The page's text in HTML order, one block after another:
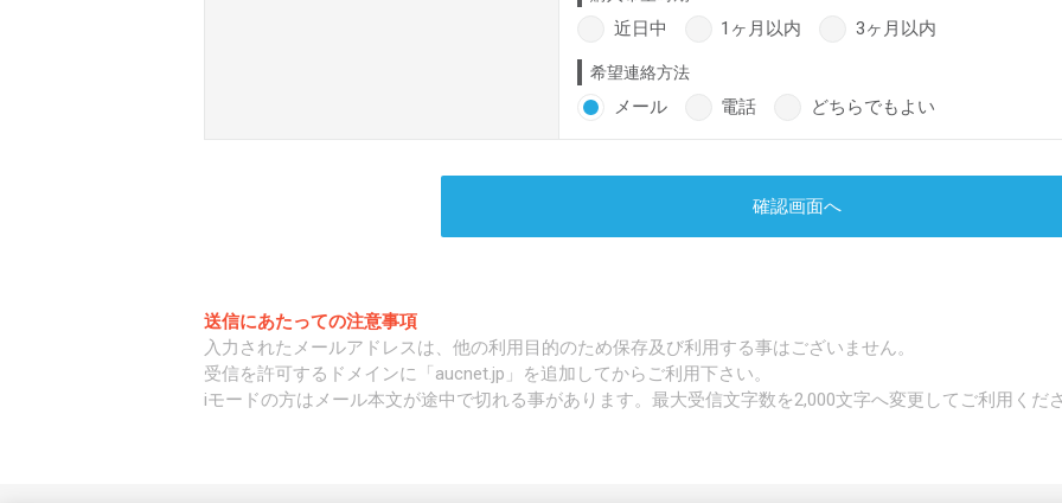
近日中 1ヶ月以内 3ヶ月以内
希望連絡方法
メール 電話 どちらでもよい
確認画面へ
送信にあたっての注意事項
入力されたメールアドレスは、他の利用目的のため保存及び利用する事はございません。
受信を許可するドメインに「aucnet.jp」を追加してからご利用下さい。
iモードの方はメール本文が途中で切れる事があります。最大受信文字数を2,000文字へ変更してご利用くだ